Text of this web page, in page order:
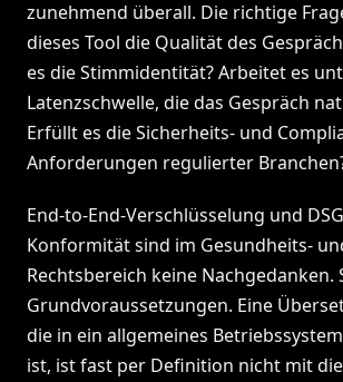
zunehmend überall. Die richtige
dieses Tool die Qualität des
es die Stimmidentität? Arbeitet es
Latenzschwelle, die das Gespräch
Erfüllt es die Sicherheits- und
Anforderungen regulierter
End-to-End-Verschlüsselung und
Konformität sind im Gesundheits-
Rechtsbereich keine Nachgedanken.
Grundvoraussetzungen. Eine
die in ein allgemeines
ist, ist fast per Definition nicht mit